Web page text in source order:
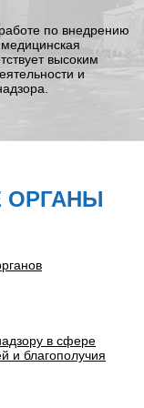
по внедрению
высоким
и
ОРГАНЫ
в сфере
и благополучия